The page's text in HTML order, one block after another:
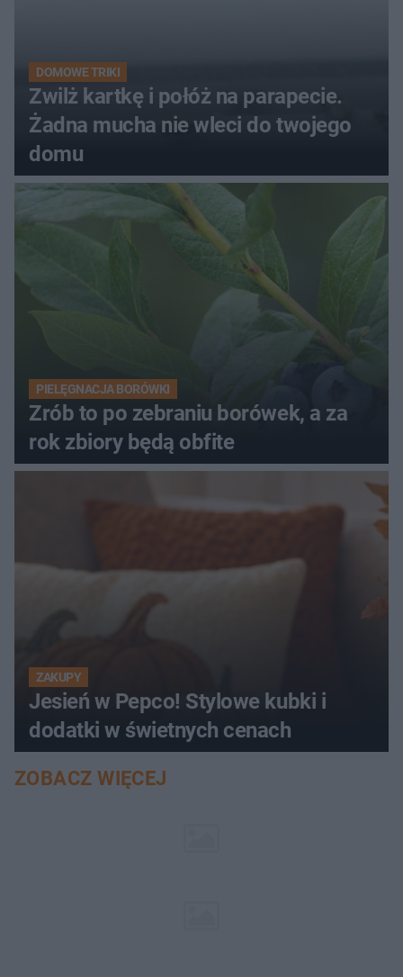
DOMOWE TRIKI
Zwilż kartkę i połóż na parapecie.
Żadna mucha nie wleci do twojego
domu
PIELĘGNACJA BORÓWKI
Zrób to po zebraniu borówek, a za
rok zbiory będą obfite
ZAKUPY
Jesień w Pepco! Stylowe kubki i
dodatki w świetnych cenach
ZOBACZ WIĘCEJ